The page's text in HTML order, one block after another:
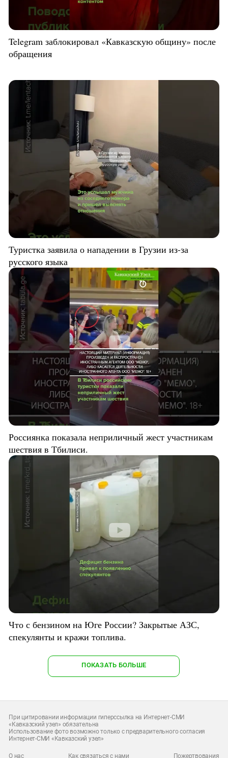
Telegram заблокировал «Кавказскую общину» после
обращения
Туристка заявила о нападении в Грузии из-за
русского языка
Россиянка показала неприличный жест участникам
шествия в Тбилиси.
Что с бензином на Юге России? Закрытые АЗС,
спекулянты и кражи топлива.
ПОКАЗАТЬ БОЛЬШЕ
При цитировании информации гиперссылка на Интернет-СМИ
«Кавказский узел» обязательна
Использование фото возможно только с предварительного согласия
Интернет-СМИ «Кавказский узел»
О нас Как связаться с нами Пожертвования